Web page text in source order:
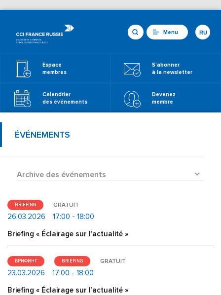
Menu
Espace
membres
S'abonner
à la newsletter
Calendrier
des événements
Devenez
membre
RU
ÉVÉNEMENTS
Archive des événements
BRIEFING GRATUIT
26.03.2026
17:00 - 18:00
Briefing « Éclairage sur l’actualité »
БРИФИНГ BRIEFING GRATUIT
23.03.2026
17:00 - 18:00
Briefing « Éclairage sur l’actualité »